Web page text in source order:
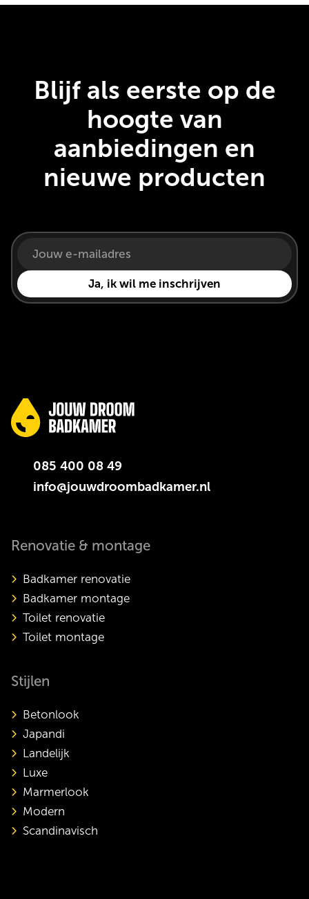
Blijf als eerste op de
hoogte van
aanbiedingen en
nieuwe producten
085 400 08 49
info@jouwdroombadkamer.nl
Renovatie & montage
Badkamer renovatie
Badkamer montage
Toilet renovatie
Toilet montage
Stijlen
Betonlook
Japandi
Landelijk
Luxe
Marmerlook
Modern
Scandinavisch